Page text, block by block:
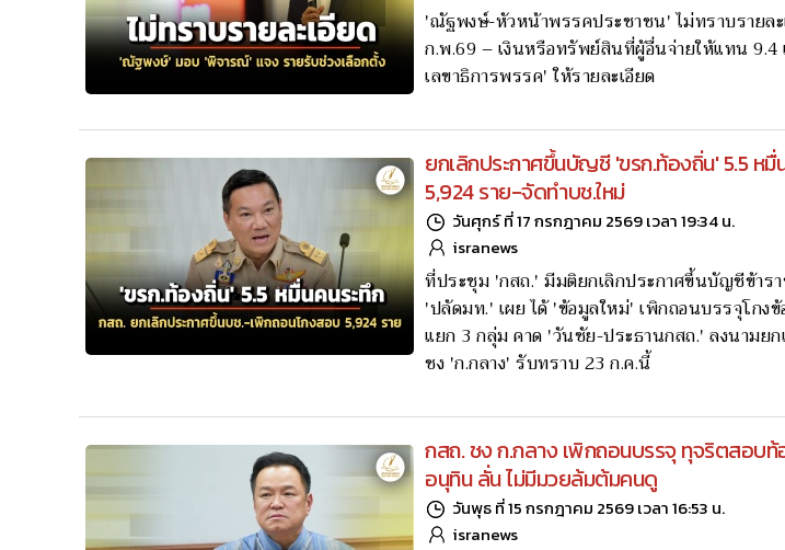
'ณัฐพงษ์-หัวหน้าพรรคประชาชน' ไม่ทราบรายละ
ก.พ.69 – เงินหรือทรัพย์สินที่ผู้อื่นจ่ายให้แทน
เลขาธิการพรรค' ให้รายละเอียด
ยกเลิกประกาศขึ้นบัญชี 'ขรก.ท้องถิ่น' 5.5 ห
5,924 ราย-จัดทำบช.ใหม่
วันศุกร์ ที่ 17 กรกฎาคม 2569 เวลา 19:34 น.
isranews
ที่ประชุม 'กสถ.' มีมติยกเลิกประกาศขึ้นบัญชีข้าร
'ปลัดมท.' เผย ได้ 'ข้อมูลใหม่' เพิกถอนบรรจุโกง
แยก 3 กลุ่ม คาด 'วันชัย-ประธานกสถ.' ลงนามย
ชง 'ก.กลาง' รับทราบ 23 ก.ค.นี้
กสถ. ชง ก.กลาง เพิกถอนบรรจุ ทุจริตสอบท้
อนุทิน ลั่น ไม่มีมวยล้มต้มคนดู
วันพุธ ที่ 15 กรกฎาคม 2569 เวลา 16:53 น.
isranews